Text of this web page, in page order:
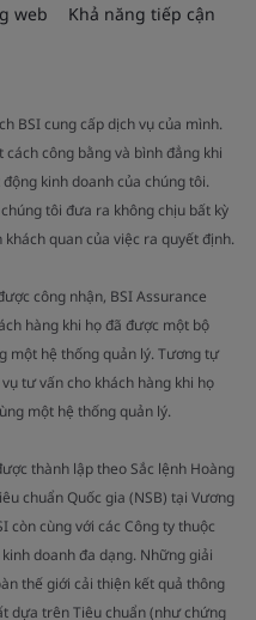
web Khả năng tiếp cận
BSI cung cấp dịch vụ của mình.
công bằng và bình đẳng khi
kinh doanh của chúng tôi.
tôi đưa ra không chịu bất kỳ
quan của việc ra quyết định.
công nhận, BSI Assurance
hàng khi họ đã được một bộ
một hệ thống quản lý. Tương tự
tư vấn cho khách hàng khi họ
một hệ thống quản lý.
thành lập theo Sắc lệnh Hoàng
chuẩn Quốc gia (NSB) tại Vương
còn cùng với các Công ty thuộc
doanh đa dạng. Những giải
thế giới cải thiện kết quả thông
dựa trên Tiêu chuẩn (như chứng